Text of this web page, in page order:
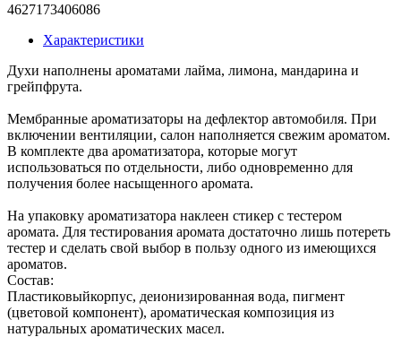
4627173406086
Характеристики
Духи наполнены ароматами лайма, лимона, мандарина и
грейпфрута.
Мембранные ароматизаторы на дефлектор автомобиля. При
включении вентиляции, салон наполняется свежим ароматом.
В комплекте два ароматизатора, которые могут
использоваться по отдельности, либо одновременно для
получения более насыщенного аромата.
На упаковку ароматизатора наклеен стикер с тестером
аромата. Для тестирования аромата достаточно лишь потереть
тестер и сделать свой выбор в пользу одного из имеющихся
ароматов.
Состав:
Пластиковыйкорпус, деионизированная вода, пигмент
(цветовой компонент), ароматическая композиция из
натуральных ароматических масел.